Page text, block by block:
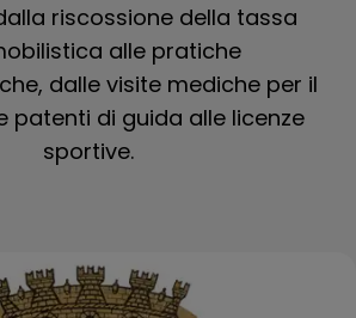
riscossione della tassa
alle pratiche
dalle visite mediche per il
patenti di guida alle licenze
sportive.